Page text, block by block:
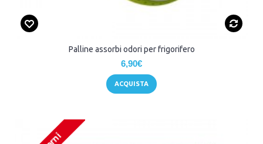
Palline assorbi odori per frigorifero
6,90€
ACQUISTA